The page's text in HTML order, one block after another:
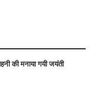
की मनाया गयी जयंती